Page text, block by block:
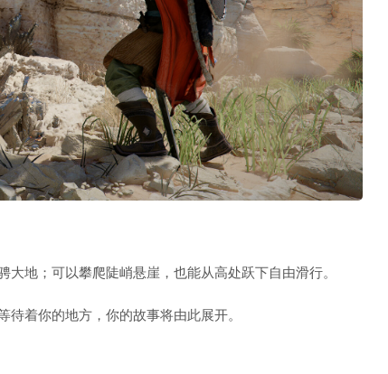
地；可以攀爬陡峭悬崖，也能从高处跃下自由滑行。
着你的地方，你的故事将由此展开。